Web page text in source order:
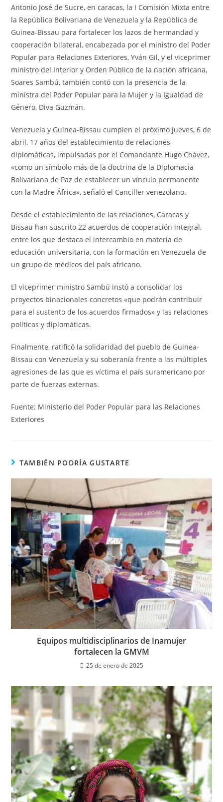
Antonio José de Sucre, en caracas, la I Comisión Mixta entre
la República Bolivariana de Venezuela y la República de
Guinea-Bissau para fortalecer los lazos de hermandad y
cooperación bilateral, encabezada por el ministro del Poder
Popular para Relaciones Exteriores, Yván Gil, y el viceprimer
ministro del Interior y Orden Público de la nación africana,
Soares Sambú, también contó con la presencia de la
ministra del Poder Popular para la Mujer y la Igualdad de
Género, Diva Guzmán.
Venezuela y Guinea-Bissau cumplen el próximo jueves, 6 de
abril, 17 años del establecimiento de relaciones
diplomáticas, impulsadas por el Comandante Hugo Chávez,
«como un símbolo más de la doctrina de la Diplomacia
Bolivariana de Paz de establecer un vínculo permanente
con la Madre África», señaló el Canciller venezolano.
Desde el establecimiento de las relaciones, Caracas y
Bissau han suscrito 22 acuerdos de cooperación integral,
entre los que destaca el intercambio en materia de
educación universitaria, con la formación en Venezuela de
un grupo de médicos del país africano.
El viceprimer ministro Sambú instó a consolidar los
proyectos binacionales concretos «que podrán contribuir
para el sustento de los acuerdos firmados» y las relaciones
políticas y diplomáticas.
Finalmente, ratificó la solidaridad del pueblo de Guinea-
Bissau con Venezuela y su soberanía frente a las múltiples
agresiones de las que es víctima el país suramericano por
parte de fuerzas externas.
Fuente: Ministerio del Poder Popular para las Relaciones
Exteriores
TAMBIÉN PODRÍA GUSTARTE
Equipos multidisciplinarios de Inamujer
fortalecen la GMVM
25 de enero de 2025